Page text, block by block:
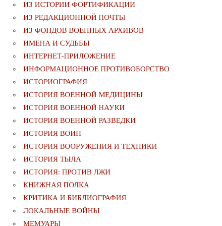
ИЗ ИСТОРИИ ФОРТИФИКАЦИИ
ИЗ РЕДАКЦИОННОЙ ПОЧТЫ
ИЗ ФОНДОВ ВОЕННЫХ АРХИВОВ
ИМЕНА И СУДЬБЫ
ИНТЕРНЕТ-ПРИЛОЖЕНИЕ
ИНФОРМАЦИОННОЕ ПРОТИВОБОРСТВО
ИСТОРИОГРАФИЯ
ИСТОРИЯ ВОЕННОЙ МЕДИЦИНЫ
ИСТОРИЯ ВОЕННОЙ НАУКИ
ИСТОРИЯ ВОЕННОЙ РАЗВЕДКИ
ИСТОРИЯ ВОИН
ИСТОРИЯ ВООРУЖЕНИЯ И ТЕХНИКИ
ИСТОРИЯ ТЫЛА
ИСТОРИЯ: ПРОТИВ ЛЖИ
КНИЖНАЯ ПОЛКА
КРИТИКА И БИБЛИОГРАФИЯ
ЛОКАЛЬНЫЕ ВОЙНЫ
МЕМУАРЫ